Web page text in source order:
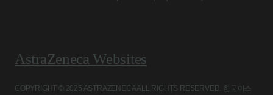
AstraZeneca Websites
COPYRIGHT © 2025 ASTRAZENECA ALL RIGHTS RESERVED. 한국아스